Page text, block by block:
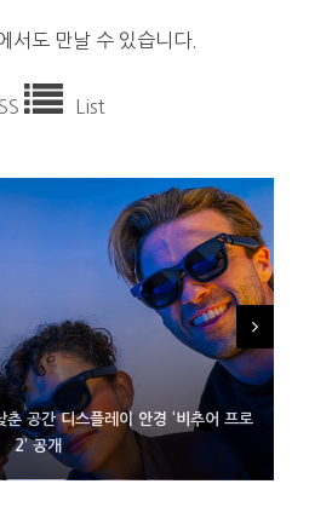
서도 만날 수 있습니다.
List
공간 디스플레이 안경 ‘비추어 프로
2’ 공개
아이폰18 프로세서 패키징 대기 중
형 스피커 준비하는 오픈AI